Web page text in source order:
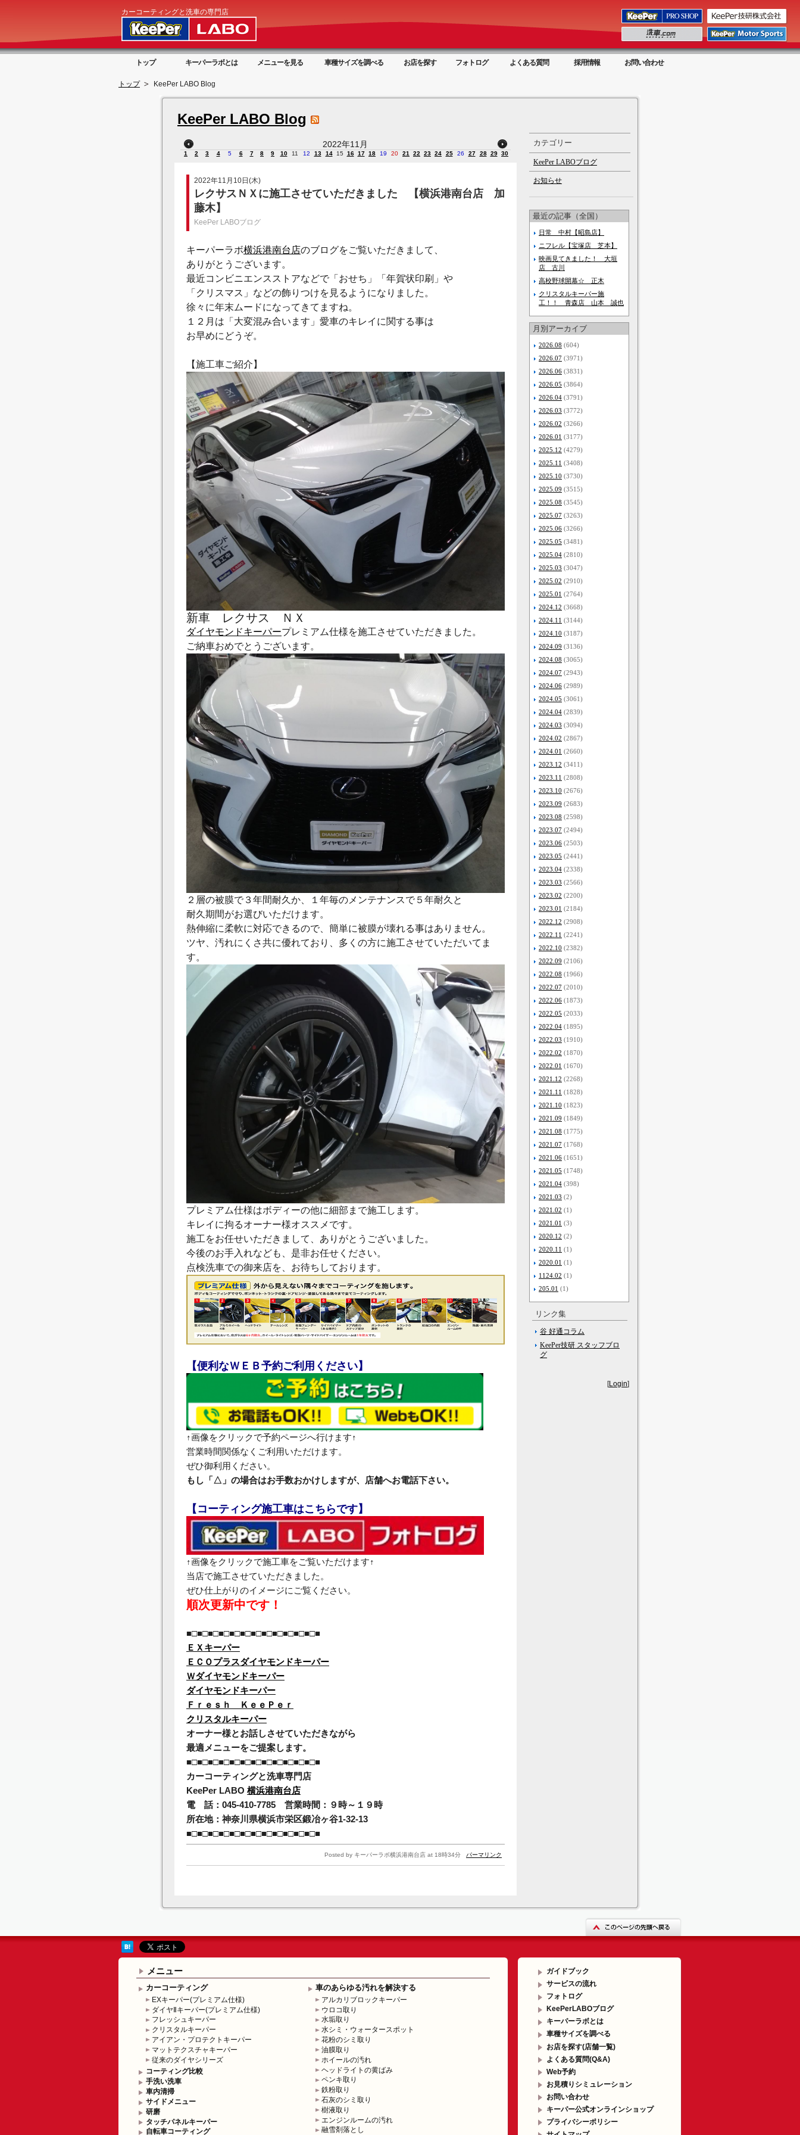
カーコーティングと洗車の専門店
トップ キーパーラボとは メニューを見る 車種サイズを調べる お店を探す フォトログ よくある質問 採用情報 お問い合わせ
トップ KeePer LABO Blog
KeePer LABO Blog
2022年11月
1 2 3 4 5 6 7 8 9 10 11 12 13 14 15 16 17 18 19 20 21 22 23 24 25 26 27 28 29 30
2022年11月10日(木)
レクサスＮＸに施工させていただきました 【横浜港南台店 加
藤木】
KeePer LABOブログ
キーパーラボ横浜港南台店のブログをご覧いただきまして、
ありがとうございます。
最近コンビニエンスストアなどで「おせち」「年賀状印刷」や
「クリスマス」などの飾りつけを見るようになりました。
徐々に年末ムードになってきてますね。
１２月は「大変混み合います」愛車のキレイに関する事は
お早めにどうぞ。
【施工車ご紹介】
新車 レクサス ＮＸ
ダイヤモンドキーパープレミアム仕様を施工させていただきました。
ご納車おめでとうございます。
２層の被膜で３年間耐久か、１年毎のメンテナンスで５年耐久と
耐久期間がお選びいただけます。
熱伸縮に柔軟に対応できるので、簡単に被膜が壊れる事はありません。
ツヤ、汚れにくさ共に優れており、多くの方に施工させていただいてま
す。
プレミアム仕様はボディーの他に細部まで施工します。
キレイに拘るオーナー様オススメです。
施工をお任せいただきまして、ありがとうございました。
今後のお手入れなども、是非お任せください。
点検洗車での御来店を、お待ちしております。
【便利なＷＥＢ予約ご利用ください】
↑画像をクリックで予約ページへ行けます↑
営業時間関係なくご利用いただけます。
ぜひ御利用ください。
もし「△」の場合はお手数おかけしますが、店舗へお電話下さい。
【コーティング施工車はこちらです】
↑画像をクリックで施工車をご覧いただけます↑
当店で施工させていただきました。
ぜひ仕上がりのイメージにご覧ください。
順次更新中です！
■□■□■□■□■□■□■□■□■□■□■□■□■
ＥＸキーパー
ＥＣＯプラスダイヤモンドキーパー
Ｗダイヤモンドキーパー
ダイヤモンドキーパー
Ｆｒｅｓｈ ＫｅｅＰｅｒ
クリスタルキーパー
オーナー様とお話しさせていただきながら
最適メニューをご提案します。
■□■□■□■□■□■□■□■□■□■□■□■□■
カーコーティングと洗車専門店
KeePer LABO 横浜港南台店
電 話：045-410-7785 営業時間：９時～１９時
所在地：神奈川県横浜市栄区鍛冶ヶ谷1-32-13
■□■□■□■□■□■□■□■□■□■□■□■□■
Posted by キーパーラボ横浜港南台店 at 18時34分 パーマリンク
カテゴリー
KeePer LABOブログ
お知らせ
最近の記事（全国）
日常 中村【昭島店】
ニフレル【宝塚店 芝本】
映画見てきました！ 大垣
店 古川
高校野球開幕☆ 正木
クリスタルキーパー施
工！！ 青森店 山本 誠也
月別アーカイブ
2026.08 (604)
2026.07 (3971)
2026.06 (3831)
2026.05 (3864)
2026.04 (3791)
2026.03 (3772)
2026.02 (3266)
2026.01 (3177)
2025.12 (4279)
2025.11 (3408)
2025.10 (3730)
2025.09 (3515)
2025.08 (3545)
2025.07 (3263)
2025.06 (3266)
2025.05 (3481)
2025.04 (2810)
2025.03 (3047)
2025.02 (2910)
2025.01 (2764)
2024.12 (3668)
2024.11 (3144)
2024.10 (3187)
2024.09 (3136)
2024.08 (3065)
2024.07 (2943)
2024.06 (2989)
2024.05 (3061)
2024.04 (2839)
2024.03 (3094)
2024.02 (2867)
2024.01 (2660)
2023.12 (3411)
2023.11 (2808)
2023.10 (2676)
2023.09 (2683)
2023.08 (2598)
2023.07 (2494)
2023.06 (2503)
2023.05 (2441)
2023.04 (2338)
2023.03 (2566)
2023.02 (2200)
2023.01 (2184)
2022.12 (2908)
2022.11 (2241)
2022.10 (2382)
2022.09 (2106)
2022.08 (1966)
2022.07 (2010)
2022.06 (1873)
2022.05 (2033)
2022.04 (1895)
2022.03 (1910)
2022.02 (1870)
2022.01 (1670)
2021.12 (2268)
2021.11 (1828)
2021.10 (1823)
2021.09 (1849)
2021.08 (1775)
2021.07 (1768)
2021.06 (1651)
2021.05 (1748)
2021.04 (398)
2021.03 (2)
2021.02 (1)
2021.01 (3)
2020.12 (2)
2020.11 (1)
2020.01 (1)
1124.02 (1)
205.01 (1)
リンク集
谷 好通コラム
KeePer技研 スタッフブロ
グ
[Login]
メニュー
カーコーティング
EXキーパー(プレミアム仕様)
ダイヤⅡキーパー(プレミアム仕様)
フレッシュキーパー
クリスタルキーパー
アイアン・プロテクトキーパー
マットテクスチャキーパー
従来のダイヤシリーズ
コーティング比較
手洗い洗車
車内清掃
サイドメニュー
研磨
タッチパネルキーパー
自転車コーティング
車のあらゆる汚れを解決する
アルカリブロックキーパー
ウロコ取り
水垢取り
水シミ・ウォータースポット
花粉のシミ取り
油膜取り
ホイールの汚れ
ヘッドライトの黄ばみ
ペンキ取り
鉄粉取り
石灰のシミ取り
樹液取り
エンジンルームの汚れ
融雪剤落とし
ガイドブック
サービスの流れ
フォトログ
KeePerLABOブログ
キーパーラボとは
車種サイズを調べる
お店を探す(店舗一覧)
よくある質問(Q&A)
Web予約
お見積りシミュレーション
お問い合わせ
キーパー公式オンラインショップ
プライバシーポリシー